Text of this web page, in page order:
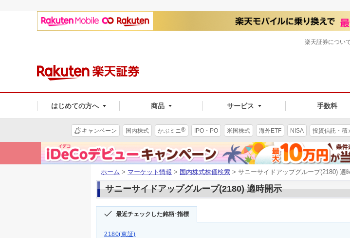
はじめての方へ 商品 サービス 手数料
楽天証券につい
キャンペーン 国内株式 かぶミニ® IPO・PO 米国株式 海外ETF NISA 投資信託・積
ホーム > マーケット情報 > 国内株式株価検索 > サニーサイドアップグループ(2180) 適
サニーサイドアップグループ(2180) 適時開示
最近チェックした銘柄･指標
2180(東証)